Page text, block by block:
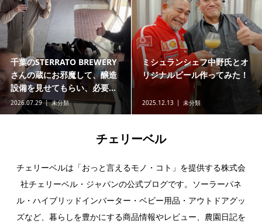
千葉のSTERRATO BREWERY
さんの蔵にお邪魔して、醸造
設備を見せてもらい、必要...
2026.07.29 未分類
ミシュランシェフ中野氏とオ
リジナルビール作ってみた！
2025.12.13 未分類
チェリーベル
チェリーベルは「おっと言えるモノ・コト」を提供する株式会
社チェリーベル・ジャパンの公式ブログです。ソーラーパネ
ル・ハイブリッドインバーター・ベビー用品・アウトドアグッ
ズなど、暮らしを豊かにする商品情報やレビュー、農園日記を